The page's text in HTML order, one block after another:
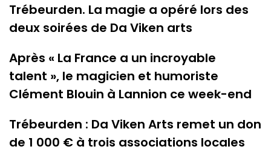
Trébeurden. La magie a opéré lors des
deux soirées de Da Viken arts
Après « La France a un incroyable
talent », le magicien et humoriste
Clément Blouin à Lannion ce week-end
Trébeurden : Da Viken Arts remet un don
de 1 000 € à trois associations locales